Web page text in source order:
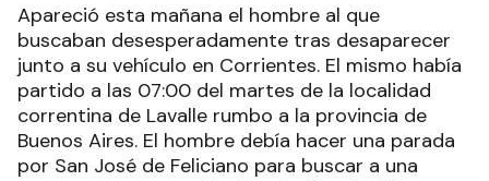
Apareció esta mañana el hombre al que
buscaban desesperadamente tras desaparecer
junto a su vehículo en Corrientes. El mismo había
partido a las 07:00 del martes de la localidad
correntina de Lavalle rumbo a la provincia de
Buenos Aires. El hombre debía hacer una parada
por San José de Feliciano para buscar a una